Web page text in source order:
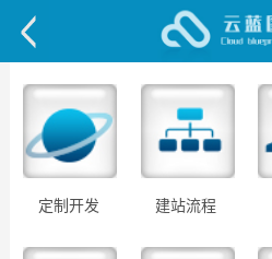
定制开发 建站流程